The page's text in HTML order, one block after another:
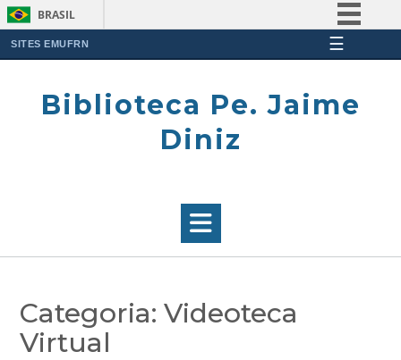
BRASIL
Participe
SITES EMUFRN ☰
Biblioteca Pe. Jaime
Diniz
Categoria: Videoteca
Virtual